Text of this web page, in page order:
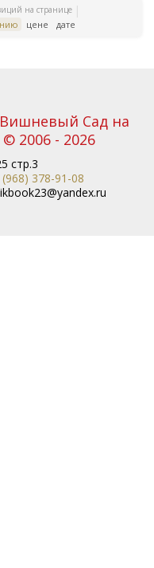
на странице
цене дате
Сад на
2006 - 2026
стр.3
(968) 378-91-08